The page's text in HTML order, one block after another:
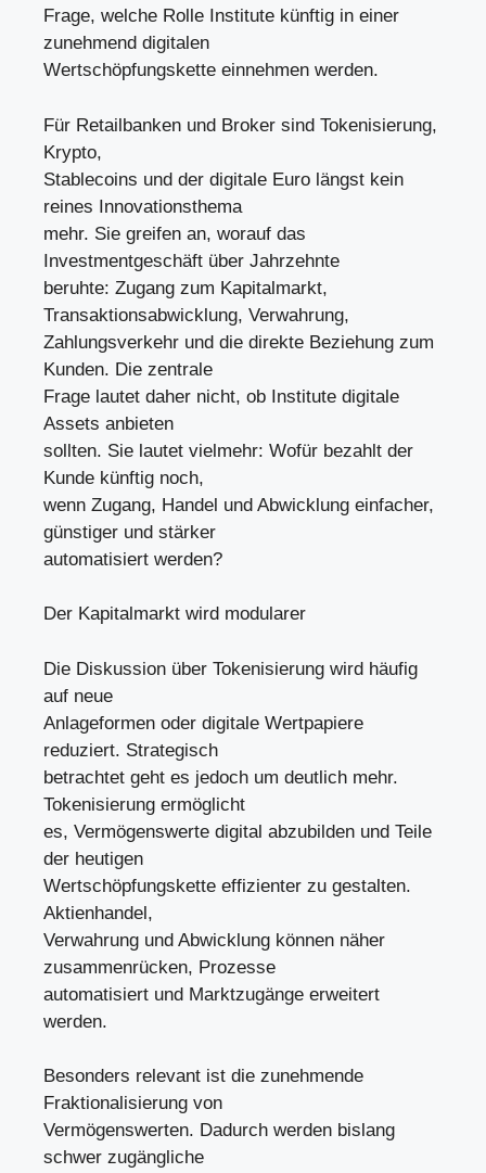
Frage, welche Rolle Institute künftig in einer
zunehmend digitalen
Wertschöpfungskette einnehmen werden.
Für Retailbanken und Broker sind Tokenisierung,
Krypto,
Stablecoins und der digitale Euro längst kein
reines Innovationsthema
mehr. Sie greifen an, worauf das
Investmentgeschäft über Jahrzehnte
beruhte: Zugang zum Kapitalmarkt,
Transaktionsabwicklung, Verwahrung,
Zahlungsverkehr und die direkte Beziehung zum
Kunden. Die zentrale
Frage lautet daher nicht, ob Institute digitale
Assets anbieten
sollten. Sie lautet vielmehr: Wofür bezahlt der
Kunde künftig noch,
wenn Zugang, Handel und Abwicklung einfacher,
günstiger und stärker
automatisiert werden?
Der Kapitalmarkt wird modularer
Die Diskussion über Tokenisierung wird häufig
auf neue
Anlageformen oder digitale Wertpapiere
reduziert. Strategisch
betrachtet geht es jedoch um deutlich mehr.
Tokenisierung ermöglicht
es, Vermögenswerte digital abzubilden und Teile
der heutigen
Wertschöpfungskette effizienter zu gestalten.
Aktienhandel,
Verwahrung und Abwicklung können näher
zusammenrücken, Prozesse
automatisiert und Marktzugänge erweitert
werden.
Besonders relevant ist die zunehmende
Fraktionalisierung von
Vermögenswerten. Dadurch werden bislang
schwer zugängliche